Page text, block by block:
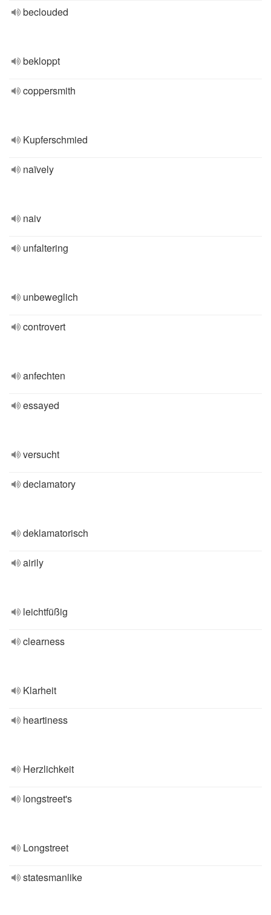
beclouded
bekloppt
coppersmith
Kupferschmied
naïvely
naiv
unfaltering
unbeweglich
controvert
anfechten
essayed
versucht
declamatory
deklamatorisch
airily
leichtfüßig
clearness
Klarheit
heartiness
Herzlichkeit
longstreet's
Longstreet
statesmanlike